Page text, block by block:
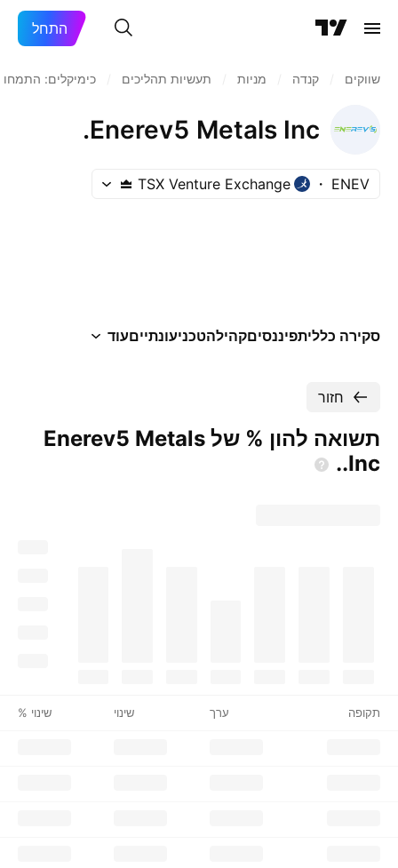
התחל
שווקים קנדה מניות‏ תעשיות תהליכים כימיקלים:
Enerev5 Metals Inc.
ENEV
TSX Venture Exchange
סקירה כלליתפיננסיםקהילהטכניעונתייםעוד
חזור
תשואה להון % של Enerev5 Metals
Inc..
תקופה ערך שינוי שינוי %